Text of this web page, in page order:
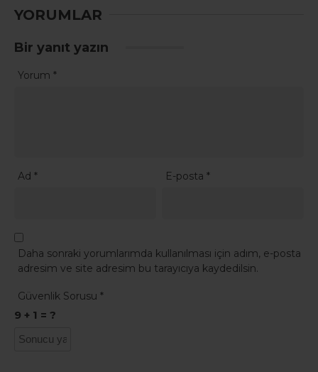
YORUMLAR
Bir yanıt yazın
Yorum *
Ad * E-posta*
Daha sonraki yorumlarımda kullanılması için adım, e-posta
adresim ve site adresim bu tarayıcıya kaydedilsin.
Güvenlik Sorusu *
9 + 1 = ?